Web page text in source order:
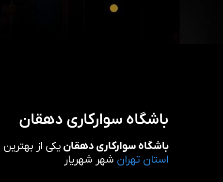
باشگاه سوارکاری دهقان
باشگاه سوارکاری دهقان یکی از
استان تهران شهر شهریار